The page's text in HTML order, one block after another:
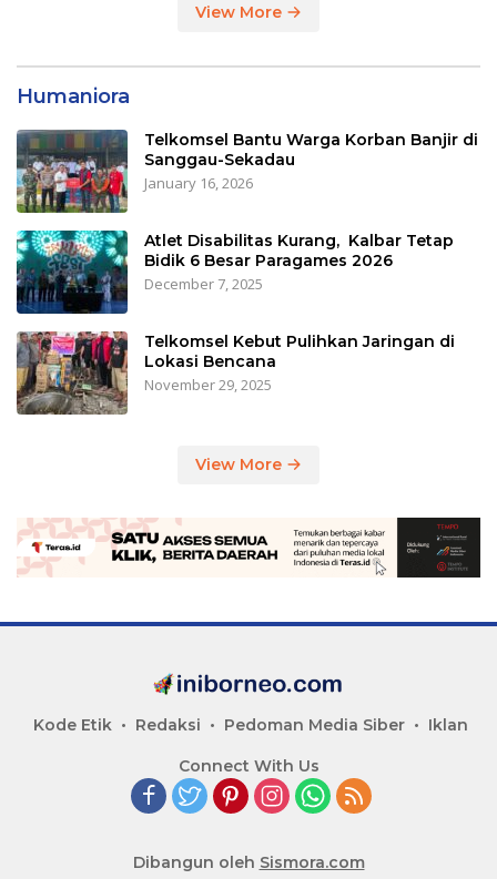
View More
Humaniora
Telkomsel Bantu Warga Korban Banjir di
Sanggau-Sekadau
January 16, 2026
Atlet Disabilitas Kurang, Kalbar Tetap
Bidik 6 Besar Paragames 2026
December 7, 2025
Telkomsel Kebut Pulihkan Jaringan di
Lokasi Bencana
November 29, 2025
View More
Kode Etik Redaksi Pedoman Media Siber Iklan
Connect With Us
Dibangun oleh Sismora.com